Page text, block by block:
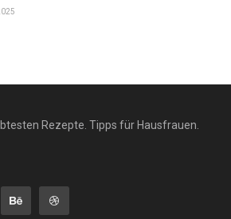
Rezepte. Tipps für Hausfrauen.